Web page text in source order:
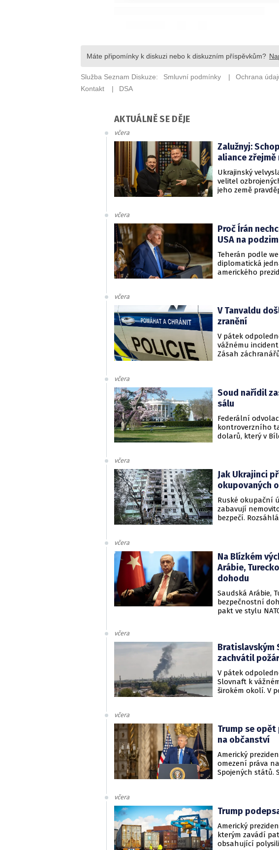
AKTUÁLNĚ SE DĚJE
včera
Zalužnyj:
aliance
Ukrajinský
velitel
jeho země
nedosažitelné.
včera
Proč Írán
USA na
Teherán podle
diplomatická
amerického
rukojmími za
včera
V Tanvaldu
zranění
V pátek
vážnému
Zásah
včera
Soud nařídil
sálu
Federální
kontroverzního
dolarů, který v
včera
Jak Ukrajinci
okupovaných
Ruské okupační
zabavují
bezpečí.
včera
Na Blízkém
Arábie,
dohodu
Saudská Arábie,
bezpečnostní
pakt ve stylu
včera
Bratislavským
zachvátil požár
V pátek
Slovnaft k
širokém okolí. V
včera
Trump se
na občanství
Americký
omezení práva
Spojených států.
včera
Trump
Americký
kterým zavádí
obsahující